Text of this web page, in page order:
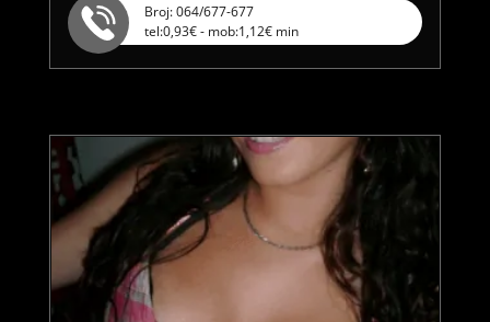
Broj: 064/677-677
tel:0,93€ - mob:1,12€ min